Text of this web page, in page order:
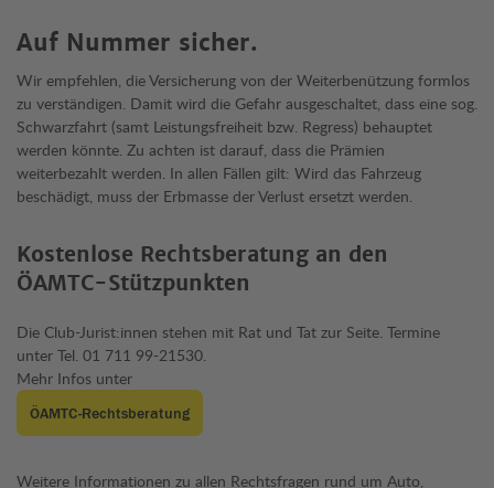
Auf Nummer sicher.
Wir empfehlen, die Versicherung von der Weiterbenützung formlos
zu verständigen. Damit wird die Gefahr ausgeschaltet, dass eine sog.
Schwarzfahrt (samt Leistungsfreiheit bzw. Regress) behauptet
werden könnte. Zu achten ist darauf, dass die Prämien
weiterbezahlt werden. In allen Fällen gilt: Wird das Fahrzeug
beschädigt, muss der Erbmasse der Verlust ersetzt werden.
Kostenlose Rechtsberatung an den
ÖAMTC-Stützpunkten
Die Club-Jurist:innen stehen mit Rat und Tat zur Seite. Termine
unter Tel. 01 711 99-21530.
Mehr Infos unter
ÖAMTC-Rechtsberatung
Weitere Informationen zu allen Rechtsfragen rund um Auto,